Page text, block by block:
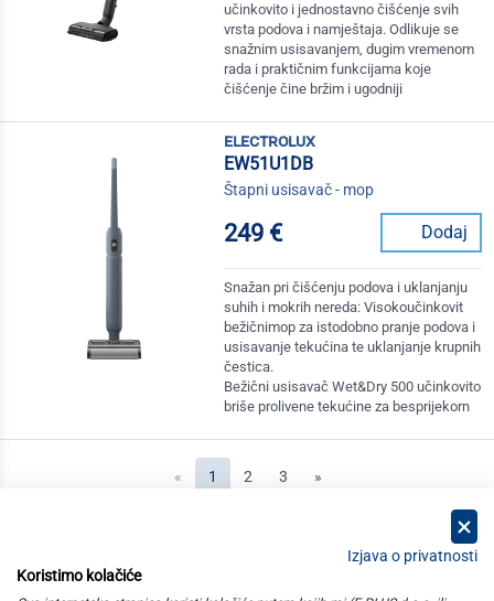
učinkovito i jednostavno čišćenje svih
vrsta podova i namještaja. Odlikuje se
snažnim usisavanjem, dugim vremenom
rada i praktičnim funkcijama koje
čišćenje čine bržim i ugodniji
electrolux
EW51U1DB
Štapni usisavač - mop
249 € Dodaj
Snažan pri čišćenju podova i uklanjanju
suhih i mokrih nereda: Visokoučinkovit
bežičnimop za istodobno pranje podova i
usisavanje tekućina te uklanjanje krupnih
čestica.
Bežični usisavač Wet&Dry 500 učinkovito
briše prolivene tekućine za besprijekorn
« 1 (current)
2 3 »
Izjava o privatnosti
Koristimo kolačiće